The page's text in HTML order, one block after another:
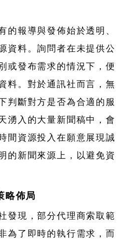
的報導與發佈始於透明、
資料。詢問者在未提供公
或發布需求的情況下，便
料。對於通訊社而言，無
判斷對方是否為合適的服
湧入的大量新聞稿中，會
間資源投入在願意展現誠
的新聞來源上，以避免資
略佈局
發現，部分代理商索取範
為了即時的執行需求，而